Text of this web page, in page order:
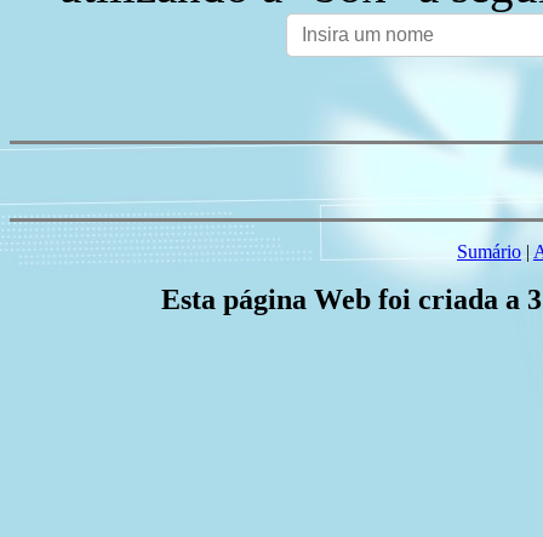
Sumário |
Esta página Web foi criada a